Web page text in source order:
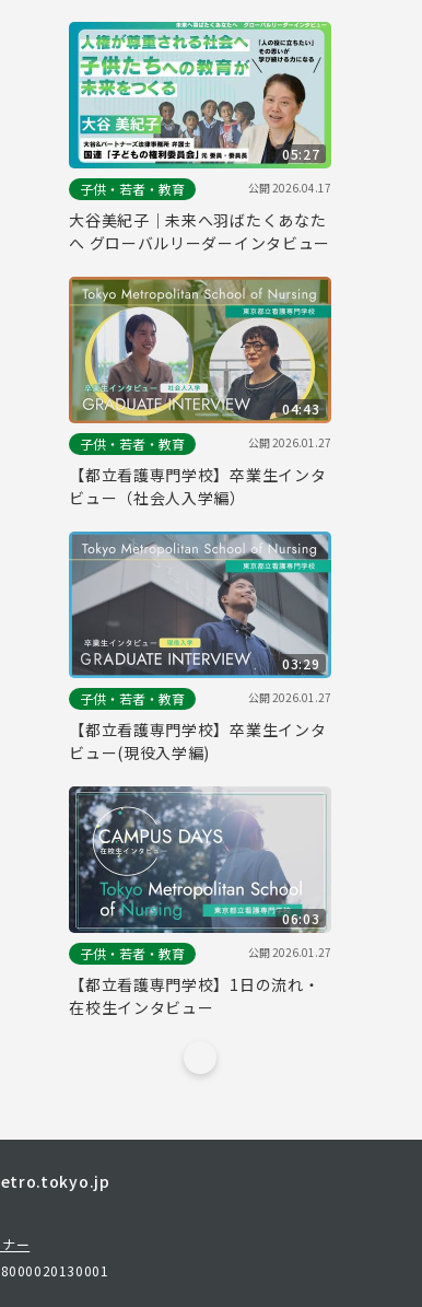
05:27
子供・若者・教育
公開2026.04.17
大谷美紀子｜未来へ羽ばたくあなた
へ グローバルリーダーインタビュー
04:43
子供・若者・教育
公開2026.01.27
【都立看護専門学校】卒業生インタ
ビュー（社会人入学編）
03:29
子供・若者・教育
公開2026.01.27
【都立看護専門学校】卒業生インタ
ビュー(現役入学編)
06:03
子供・若者・教育
公開2026.01.27
【都立看護専門学校】1日の流れ・
在校生インタビュー
ー